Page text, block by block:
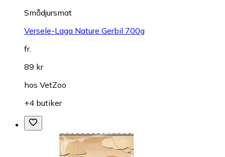
Smådjursmat
Versele-Laga Nature Gerbil 700g
fr.
89 kr
hos VetZoo
+4 butiker